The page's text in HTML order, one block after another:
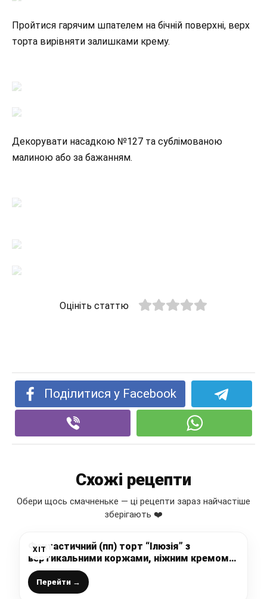
Пройтися гарячим шпателем на бічній поверхні, верх
торта вирівняти залишками крему.
Декорувати насадкою №127 та сублімованою
малиною або за бажанням.
Оцініть статтю
Поділитися у Facebook
Схожі рецепти
Обери щось смачненьке — ці рецепти зараз найчастіше
зберігають ❤️
ХІТ
Фантастичний (пп) торт “Ілюзія” з
вертикальними коржами, ніжним кремом
та чорною смородиною: простий і
доступний рецепт
Перейти →